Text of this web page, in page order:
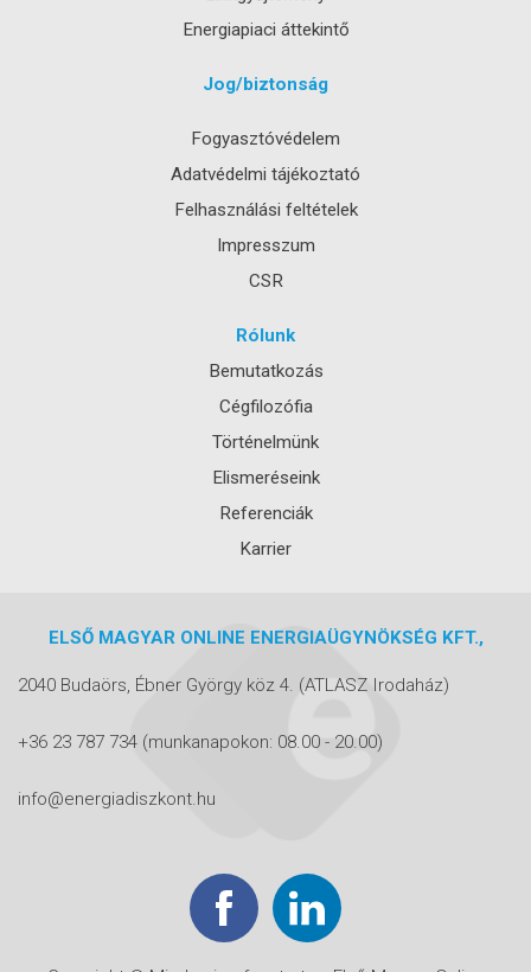
Energiapiaci áttekintő
Jog/biztonság
Fogyasztóvédelem
Adatvédelmi tájékoztató
Felhasználási feltételek
Impresszum
CSR
Rólunk
Bemutatkozás
Cégfilozófia
Történelmünk
Elismeréseink
Referenciák
Karrier
ELSŐ MAGYAR ONLINE ENERGIAÜGYNÖKSÉG KFT.,
2040 Budaörs, Ébner György köz 4. (ATLASZ Irodaház)
+36 23 787 734 (munkanapokon: 08.00 - 20.00)
info@energiadiszkont.hu